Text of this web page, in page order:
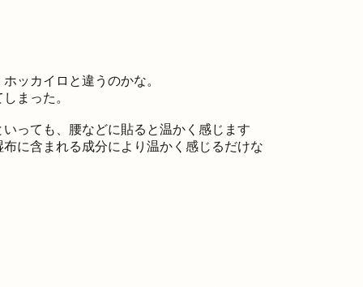
ッカイロと違うのかな。
まった。
っても、腰などに貼ると温かく感じます
に含まれる成分により温かく感じるだけな